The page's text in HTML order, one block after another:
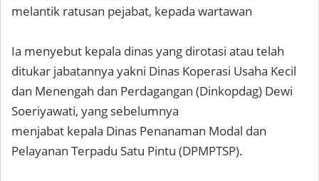
melantik ratusan pejabat, kepada wartawan
Ia menyebut kepala dinas yang dirotasi atau telah
ditukar jabatannya yakni Dinas Koperasi Usaha Kecil
dan Menengah dan Perdagangan (Dinkopdag) Dewi
Soeriyawati, yang sebelumnya
menjabat kepala Dinas Penanaman Modal dan
Pelayanan Terpadu Satu Pintu (DPMPTSP).